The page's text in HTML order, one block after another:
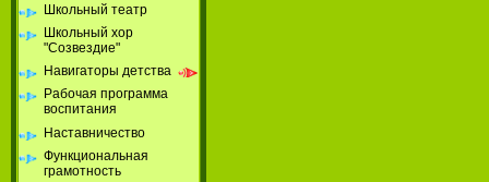
Школьный театр
Школьный хор
"Созвездие"
Навигаторы детства
Рабочая программа
воспитания
Наставничество
Функциональная
грамотность